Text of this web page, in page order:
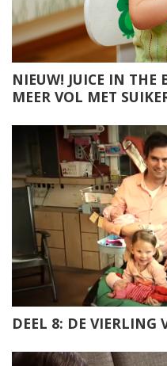
NIEUW! JUICE IN THE
MEER VOL MET
DEEL 8: DE VIERLING